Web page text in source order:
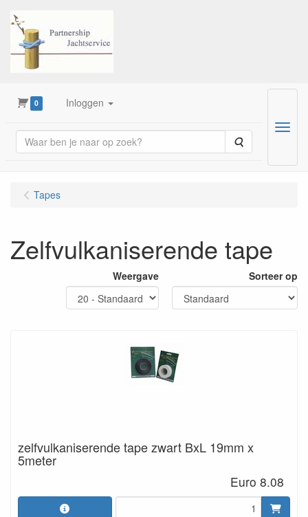
0 Inloggen
Zoeken
Menu
Tapes
Zelfvulkaniserende tape
Weergave Sorteer op
zelfvulkaniserende tape zwart BxL 19mm x
5meter
Euro 8.08